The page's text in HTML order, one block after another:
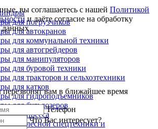
для погрузчиков
для автокранов
для коммунальной техники
для автогрейдеров
для манипуляторов
для буровой техники
для тракторов и сельхозтехники
для катков
для гидроподъемников
для бульдозеров
для пресса
для лесной спецтехники и
вы соглашаетесь с нашейПолитикой
и даёте согласие на обработку
данных
вам в ближайшее время
Телефон
Что Вас интересует?